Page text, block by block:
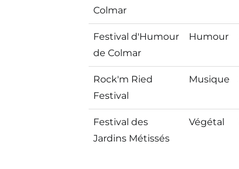
Colmar
Festival d'Humour
de Colmar
Humour
Rock'm Ried
Festival
Musique
Festival des
Jardins Métissés
Végétal